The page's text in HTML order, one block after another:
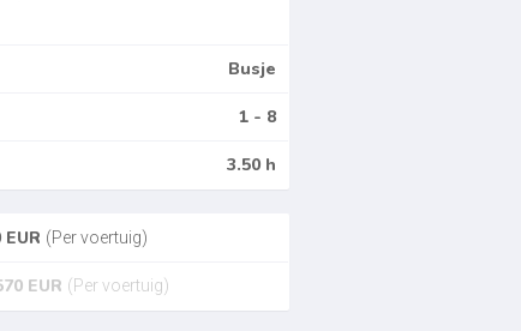
Busje
1 - 8
3.50 h
EUR (Per voertuig)
EUR (Per voertuig)